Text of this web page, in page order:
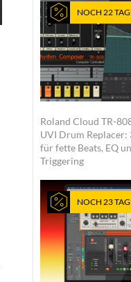
NOCH 22
Roland Cloud TR-
UVI Drum Replacer:
für fette Beats, EQ
Triggering
NOCH 23